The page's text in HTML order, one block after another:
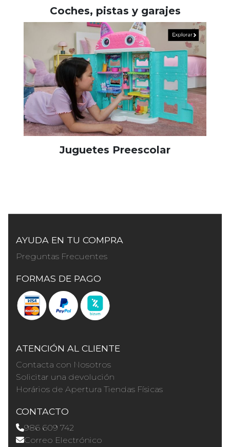
Coches, pistas y garajes
Juguetes Preescolar
AYUDA EN TU COMPRA
Preguntas Frecuentes
FORMAS DE PAGO
ATENCIÓN AL CLIENTE
Contacta con Nosotros
Solicitar una devolución
Horários de Apertura Tiendas Físicas
CONTACTO
986 609 742
Correo Electrónico